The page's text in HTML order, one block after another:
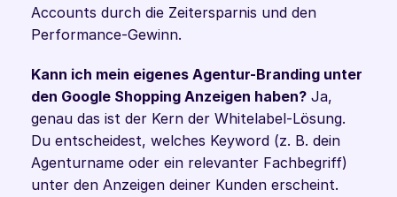
Accounts durch die Zeitersparnis und den
Performance-Gewinn.
Kann ich mein eigenes Agentur-Branding unter
den Google Shopping Anzeigen haben? Ja,
genau das ist der Kern der Whitelabel-Lösung.
Du entscheidest, welches Keyword (z. B. dein
Agenturname oder ein relevanter Fachbegriff)
unter den Anzeigen deiner Kunden erscheint.